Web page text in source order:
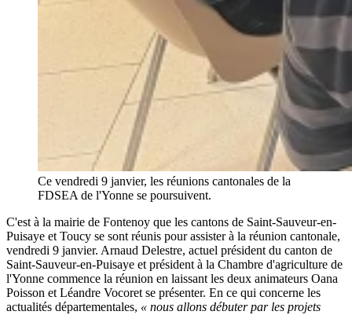
Ce vendredi 9 janvier, les réunions cantonales de la
FDSEA de l'Yonne se poursuivent.
C'est à la mairie de Fontenoy que les cantons de Saint-Sauveur-en-
Puisaye et Toucy se sont réunis pour assister à la réunion cantonale,
vendredi 9 janvier. Arnaud Delestre, actuel président du canton de
Saint-Sauveur-en-Puisaye et président à la Chambre d'agriculture de
l'Yonne commence la réunion en laissant les deux animateurs Oana
Poisson et Léandre Vocoret se présenter. En ce qui concerne les
actualités départementales, « nous allons débuter par les projets